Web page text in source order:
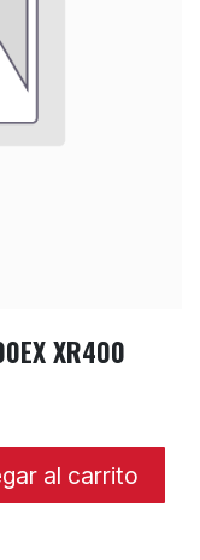
XR400
al carrito